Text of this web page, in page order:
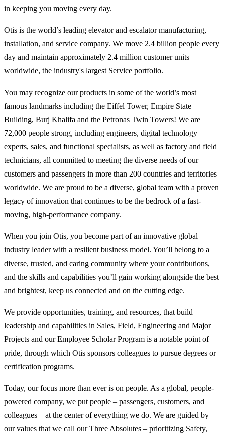
in keeping you moving every day.
Otis is the world’s leading elevator and escalator manufacturing,
installation, and service company. We move 2.4 billion people every
day and maintain approximately 2.4 million customer units
worldwide, the industry's largest Service portfolio.
You may recognize our products in some of the world’s most
famous landmarks including the Eiffel Tower, Empire State
Building, Burj Khalifa and the Petronas Twin Towers! We are
72,000 people strong, including engineers, digital technology
experts, sales, and functional specialists, as well as factory and field
technicians, all committed to meeting the diverse needs of our
customers and passengers in more than 200 countries and territories
worldwide. We are proud to be a diverse, global team with a proven
legacy of innovation that continues to be the bedrock of a fast-
moving, high-performance company.
When you join Otis, you become part of an innovative global
industry leader with a resilient business model. You’ll belong to a
diverse, trusted, and caring community where your contributions,
and the skills and capabilities you’ll gain working alongside the best
and brightest, keep us connected and on the cutting edge.
We provide opportunities, training, and resources, that build
leadership and capabilities in Sales, Field, Engineering and Major
Projects and our Employee Scholar Program is a notable point of
pride, through which Otis sponsors colleagues to pursue degrees or
certification programs.
Today, our focus more than ever is on people. As a global, people-
powered company, we put people – passengers, customers, and
colleagues – at the center of everything we do. We are guided by
our values that we call our Three Absolutes – prioritizing Safety,